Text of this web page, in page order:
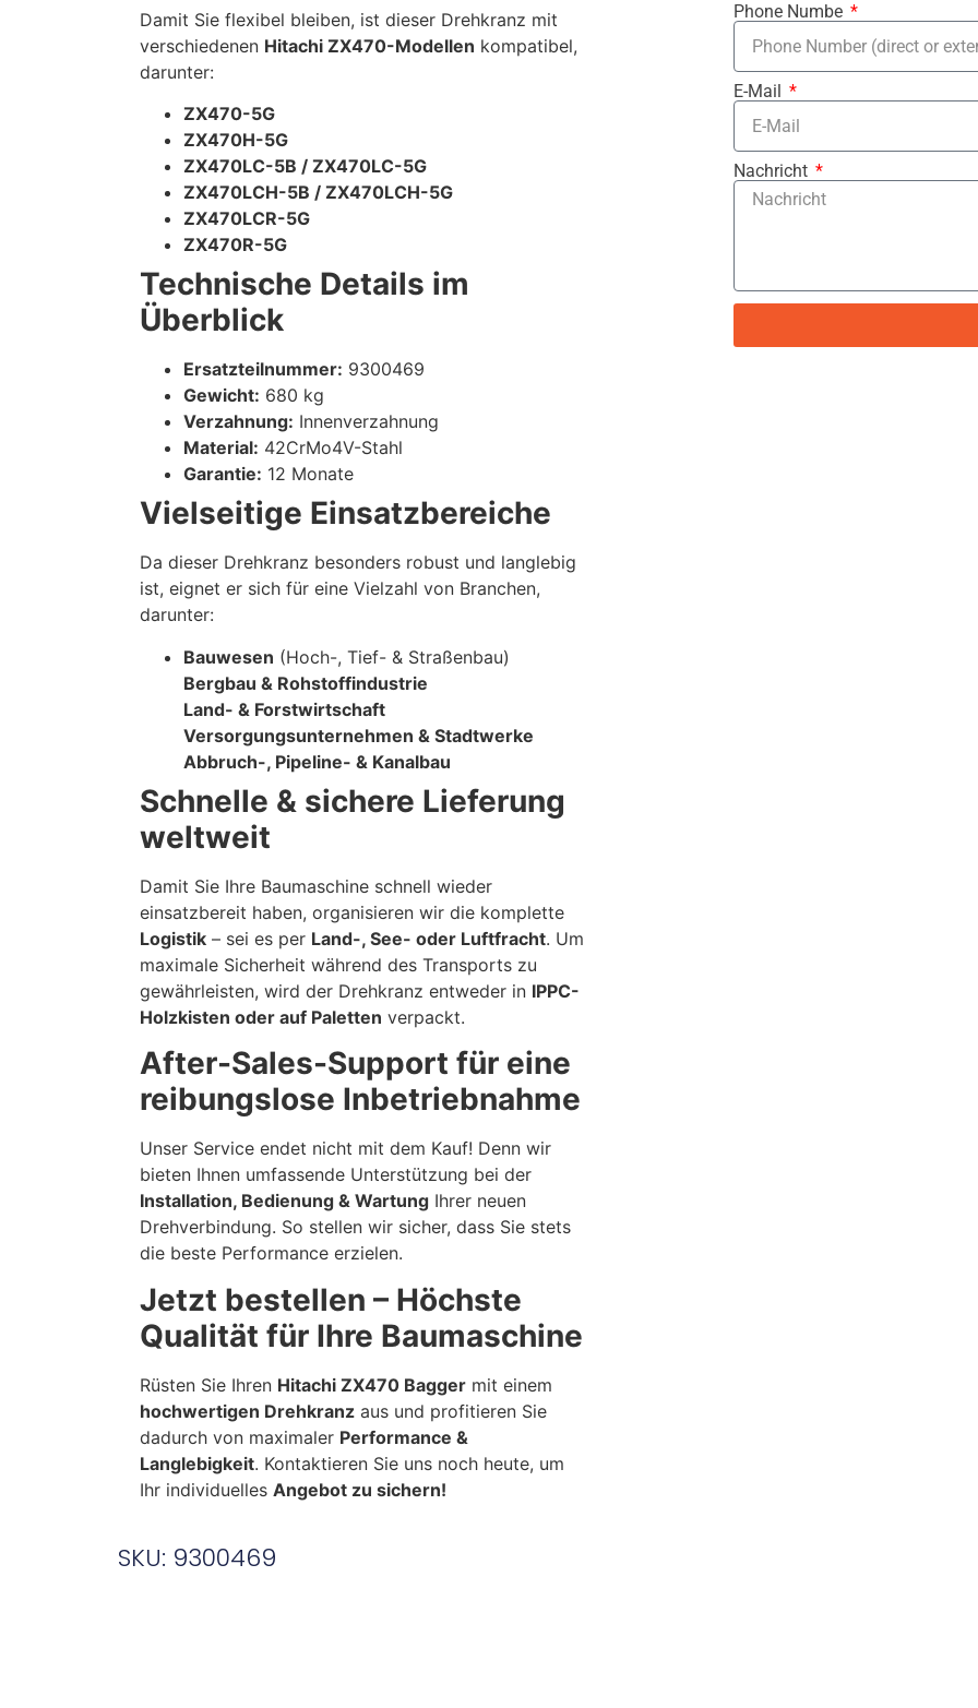
Damit Sie flexibel bleiben, ist dieser Drehkranz mit
verschiedenen Hitachi ZX470-Modellen kompatibel,
darunter:
ZX470-5G
ZX470H-5G
ZX470LC-5B / ZX470LC-5G
ZX470LCH-5B / ZX470LCH-5G
ZX470LCR-5G
ZX470R-5G
Technische Details im
Überblick
Ersatzteilnummer: 9300469
Gewicht: 680 kg
Verzahnung: Innenverzahnung
Material: 42CrMo4V-Stahl
Garantie: 12 Monate
Vielseitige Einsatzbereiche
Da dieser Drehkranz besonders robust und langlebig
ist, eignet er sich für eine Vielzahl von Branchen,
darunter:
Bauwesen (Hoch-, Tief- & Straßenbau)
Bergbau & Rohstoffindustrie
Land- & Forstwirtschaft
Versorgungsunternehmen & Stadtwerke
Abbruch-, Pipeline- & Kanalbau
Schnelle & sichere Lieferung
weltweit
Damit Sie Ihre Baumaschine schnell wieder
einsatzbereit haben, organisieren wir die komplette
Logistik– sei es per Land-, See- oder Luftfracht. Um
maximale Sicherheit während des Transports zu
gewährleisten, wird der Drehkranz entweder in IPPC-
Holzkisten oder auf Paletten verpackt.
After-Sales-Support für eine
reibungslose Inbetriebnahme
Unser Service endet nicht mit dem Kauf! Denn wir
bieten Ihnen umfassende Unterstützung bei der
Installation, Bedienung & WartungIhrer neuen
Drehverbindung. So stellen wir sicher, dass Sie stets
die beste Performance erzielen.
Jetzt bestellen – Höchste
Qualität für Ihre Baumaschine
Rüsten Sie Ihren Hitachi ZX470 Baggermit einem
hochwertigen Drehkranzaus und profitieren Sie
dadurch von maximaler Performance &
Langlebigkeit. Kontaktieren Sie uns noch heute, um
Ihr individuelles Angebot zu sichern!
SKU: 9300469
Phone Numbe
E-Mail
Nachricht